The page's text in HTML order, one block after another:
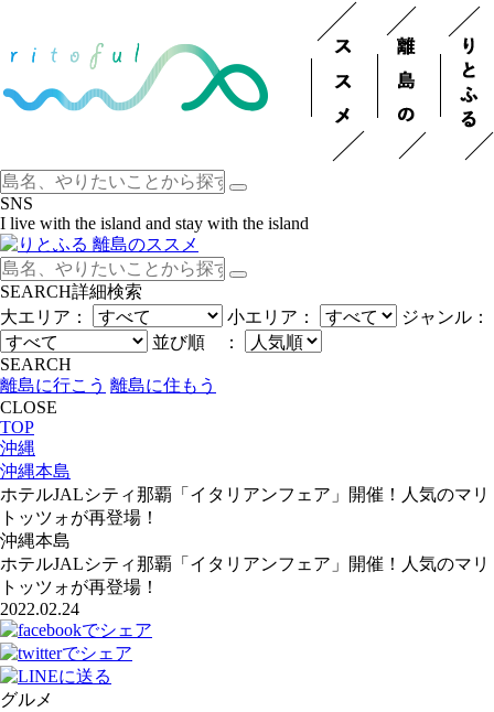
SNS
I live with the island and stay with the island
SEARCH詳細検索
大エリア：
小エリア：
ジャンル：
並び順 ：
SEARCH
離島に行こう 離島に住もう
CLOSE
TOP
沖縄
沖縄本島
ホテルJALシティ那覇「イタリアンフェア」開催！人気のマリ
トッツォが再登場！
沖縄本島
ホテルJALシティ那覇「イタリアンフェア」開催！人気のマリ
トッツォが再登場！
2022.02.24
グルメ